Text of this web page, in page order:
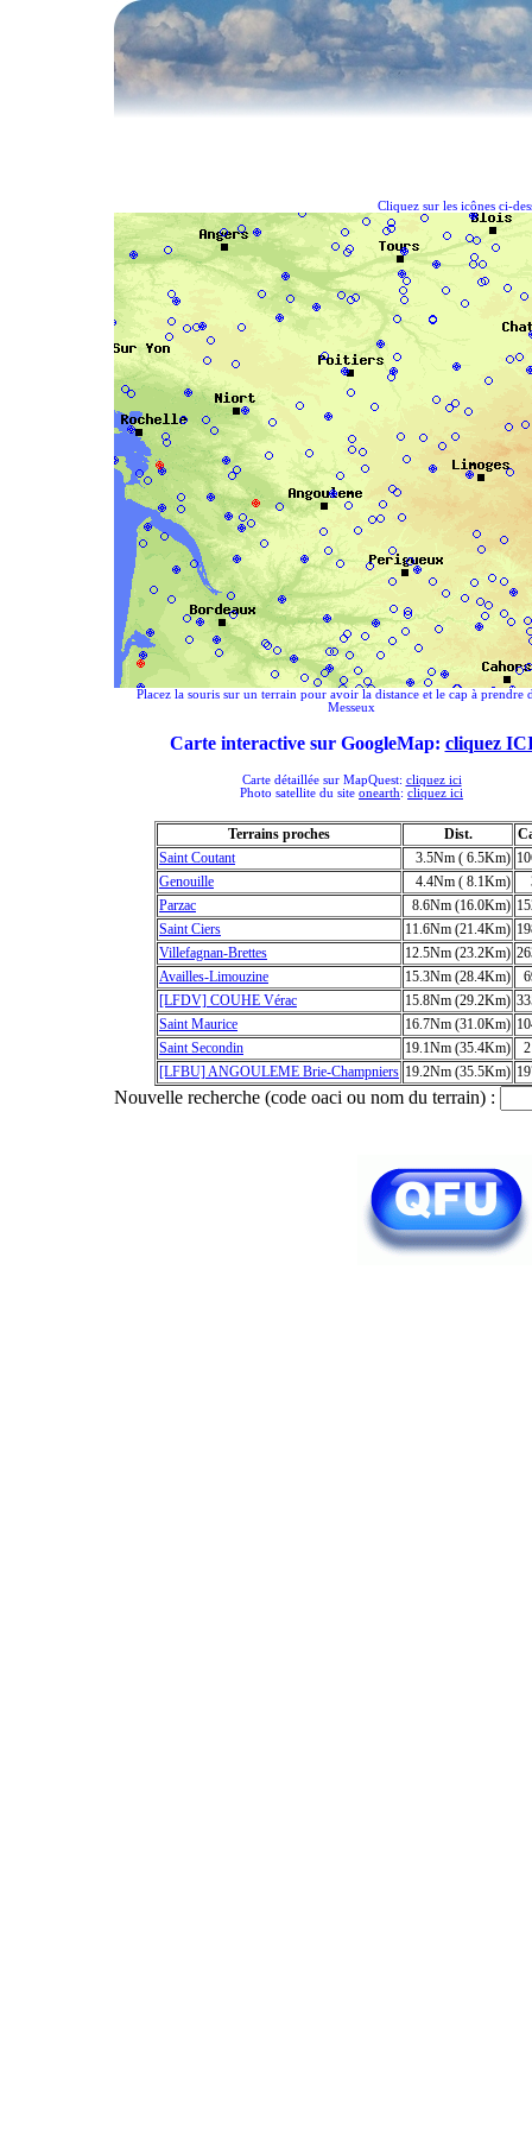
Cliquez sur les icônes ci-
Placez la souris sur un terrain pour avoir la distance et le cap à prendre
Messeux
Carte interactive sur GoogleMap: cliquez
Carte détaillée sur MapQuest: cliquez ici
Photo satellite du site onearth: cliquez ici
Terrains proches Dist.
Saint Coutant
3.5Nm ( 6.5Km)
Genouille
4.4Nm ( 8.1Km)
Parzac
8.6Nm (16.0Km)
Saint Ciers
11.6Nm (21.4Km)
Villefagnan-Brettes
12.5Nm (23.2Km)
Availles-Limouzine
15.3Nm (28.4Km)
[LFDV] COUHE Vérac
15.8Nm (29.2Km)
Saint Maurice
16.7Nm (31.0Km)
Saint Secondin
19.1Nm (35.4Km)
[LFBU] ANGOULEME Brie-Champniers 19.2Nm (35.5Km)
Nouvelle recherche (code oaci ou nom du terrain) :